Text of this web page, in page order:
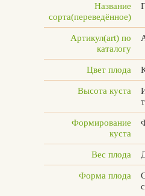
Название
сорта(переведённое)
Артикул(art) по
каталогу
Цвет плода
Высота куста
Формирование
куста
Вес плода
Форма плода